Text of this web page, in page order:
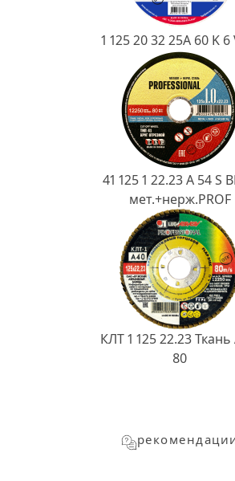
1 125 20 32 25А 60 K 6
41 125 1 22.23 A 54 S
мет.+нерж.PROF
КЛТ 1 125 22.23 Ткань
80